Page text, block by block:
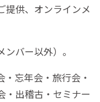
提供、オンラインメ
バー以外）。
・忘年会・旅行会・
・出稽古・セミナー